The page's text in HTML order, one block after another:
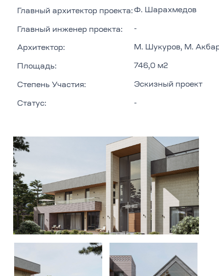
Главный архитектор проекта: Ф. Шарахмедов
Главный инженер проекта: -
Архитектор: М. Шукуров, М.
Площадь: 746,0 м2
Степень Участия: Эскизный проект
Статус: -